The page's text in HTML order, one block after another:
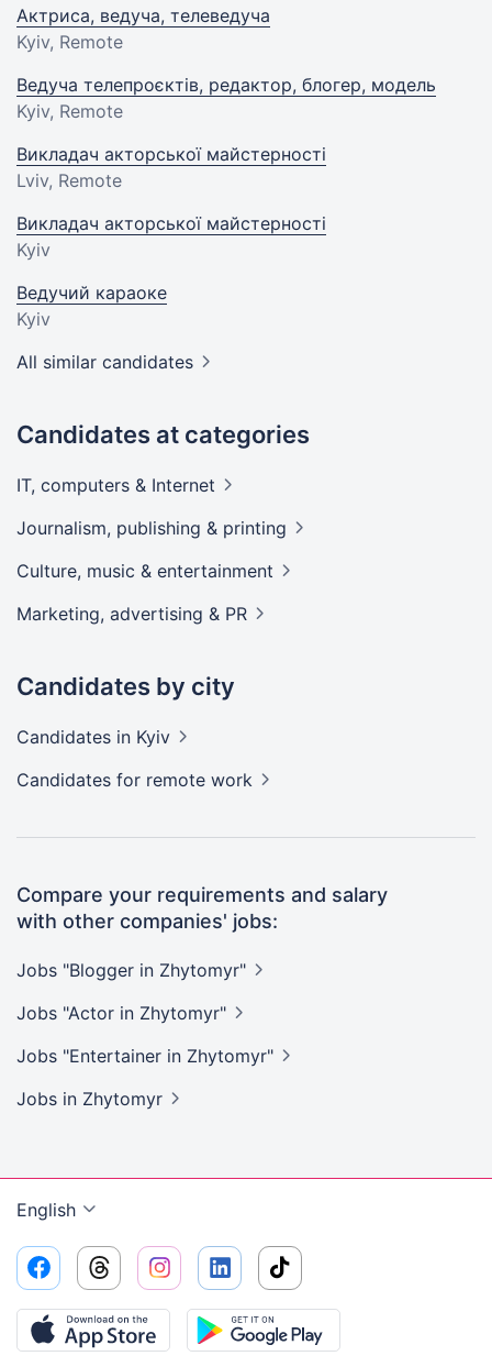
Актриса, ведуча, телеведуча
Kyiv, Remote
Ведуча телепроєктів, редактор, блогер, модель
Kyiv, Remote
Викладач акторської майстерності
Lviv, Remote
Викладач акторської майстерності
Kyiv
Ведучий караоке
Kyiv
All similar candidates
Candidates at categories
IT, computers & Internet
Journalism, publishing & printing
Culture, music & entertainment
Marketing, advertising & PR
Candidates by city
Candidates in Kyiv
Candidates for remote work
Compare your requirements and salary
with other companies' jobs:
Jobs "Blogger in Zhytomyr"
Jobs "Actor in Zhytomyr"
Jobs "Entertainer in Zhytomyr"
Jobs in Zhytomyr
English